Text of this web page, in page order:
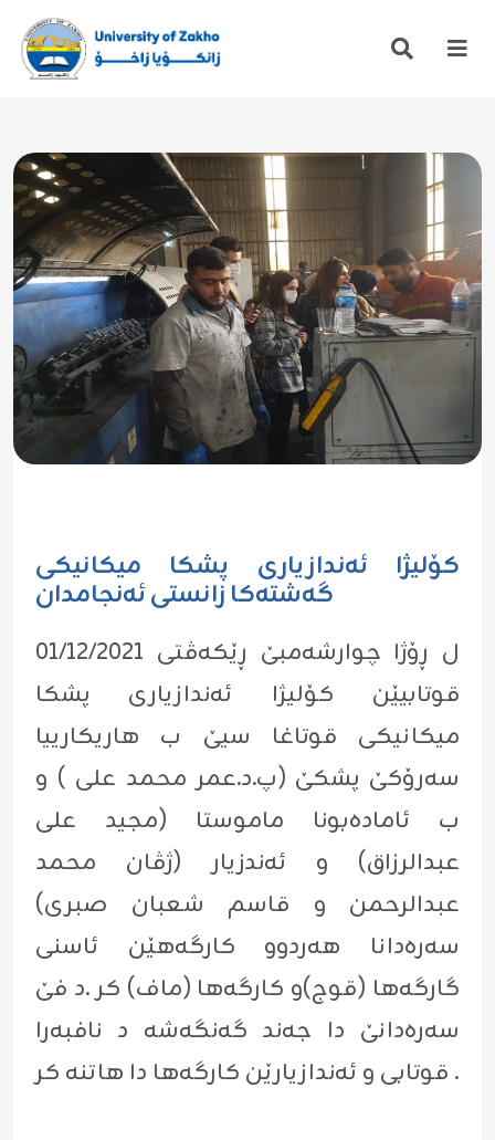
كۆلیژا ئه‌ندازیارى پشكا میكانیكى
گه‌شته‌كا زانستى ئه‌نجامدان
ل ڕۆژا چوارشه‌مبێ ڕێكه‌ڤتى 01/12/2021
قوتابیێن كۆلیژا ئه‌ندازیارى پشكا
میكانیكى قوتاغا سیێ ب هاریكارییا
سه‌رۆكێ پشكێ (پ.د.عمر محمد علی ) و
ب ئامادەبونا ماموستا (مجید علی
عبدالرزاق) و ئەندزیار (ژڤان محمد
عبدالرحمن و قاسم شعبان صبری)
سەرەدانا هەردوو کارگەهێن ئاسنی
گارگەها (قوج)و کارگەها (ماف) کر .د فێ
سەرەدانێ دا جەند گەنگەشە د نافبەرا
قوتابی و ئەندازیارێن کارگەها دا هاتنە کر .